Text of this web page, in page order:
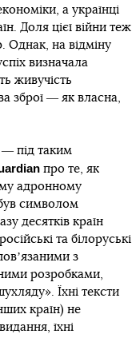
а українці
Доля цієї війни теж
Однак, на відміну
визначала
живучість
зброї ― як власна,
― під таким
про те, як
адронному
символом
десятків країн
та білоруські
з
розробками,
Їхні тексти
країн) не
їхні